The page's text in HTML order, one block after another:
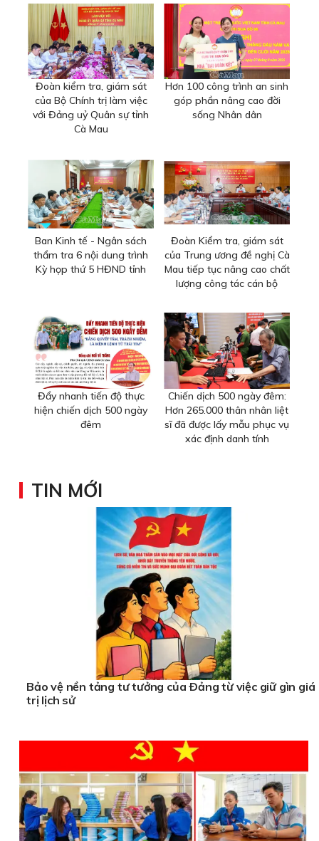
Đoàn kiểm tra, giám sát
của Bộ Chính trị làm việc
với Đảng uỷ Quân sự tỉnh
Cà Mau
Hơn 100 công trình an sinh
góp phần nâng cao đời
sống Nhân dân
Ban Kinh tế - Ngân sách
thẩm tra 6 nội dung trình
Kỳ họp thứ 5 HĐND tỉnh
Đoàn Kiểm tra, giám sát
của Trung ương đề nghị Cà
Mau tiếp tục nâng cao chất
lượng công tác cán bộ
Đẩy nhanh tiến độ thực
hiện chiến dịch 500 ngày
đêm
Chiến dịch 500 ngày đêm:
Hơn 265.000 thân nhân liệt
sĩ đã được lấy mẫu phục vụ
xác định danh tính
TIN MỚI
Bảo vệ nền tảng tư tưởng của Ðảng từ việc giữ gìn giá
trị lịch sử